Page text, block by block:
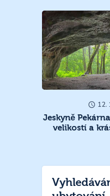
12.
Jeskyně
velikostí a